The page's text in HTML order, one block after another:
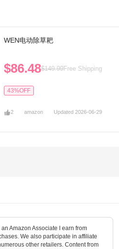
WEN电动除草耙
$86.48$149.99Free Shipping
43%OFF
2 amazon Updated 2026-06-29
an Amazon Associate I earn from
We also participate in affiliate
other retailers. Content from